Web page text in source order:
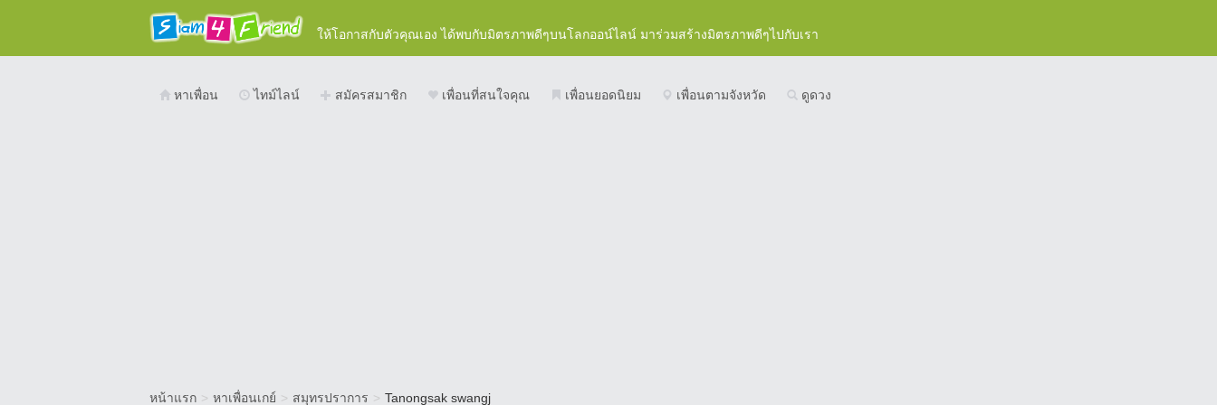
ให้โอกาสกับตัวคุณเอง ได้พบกับมิตรภาพดีๆบนโลกออน์ไลน์ มาร่วมสร้างมิตรภาพดีๆไปกับเรา
หาเพื่อน ไทม์ไลน์ สมัครสมาชิก เพื่อนที่สนใจคุณ เพื่อนยอดนิยม เพื่อนตามจังหวัด ดูดวง
หน้าแรก > หาเพื่อนเกย์ > สมุทรปราการ > Tanongsak swangj